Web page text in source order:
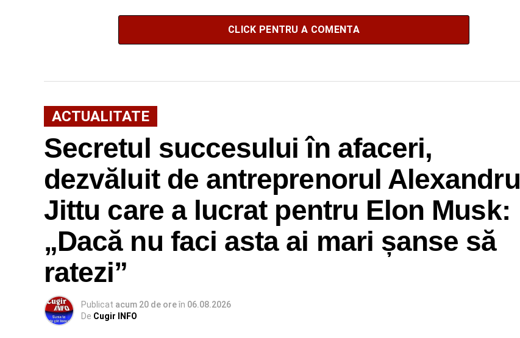
CLICK PENTRU A COMENTA
ACTUALITATE
Secretul succesului în afaceri,
dezvăluit de antreprenorul Alexandru
Jittu care a lucrat pentru Elon Musk:
„Dacă nu faci asta ai mari șanse să
ratezi”
Publicat acum 20 de oreîn 06.08.2026
De Cugir INFO